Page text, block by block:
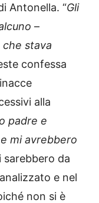
Antonella. “Gli
–
che stava
confessa
alla
padre e
mi avrebbero
sarebbero da
e nel
non si è